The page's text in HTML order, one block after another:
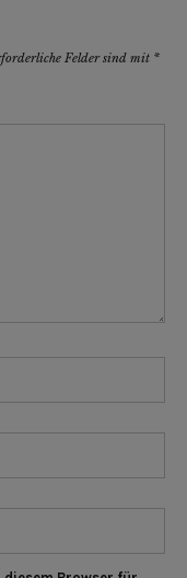
Felder sind mit *